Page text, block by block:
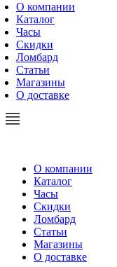
О компании
Каталог
Часы
Скидки
Ломбард
Статьи
Магазины
О доставке
О компании
Каталог
Часы
Скидки
Ломбард
Статьи
Магазины
О доставке